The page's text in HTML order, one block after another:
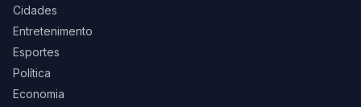
Cidades
Entretenimento
Esportes
Política
Economia